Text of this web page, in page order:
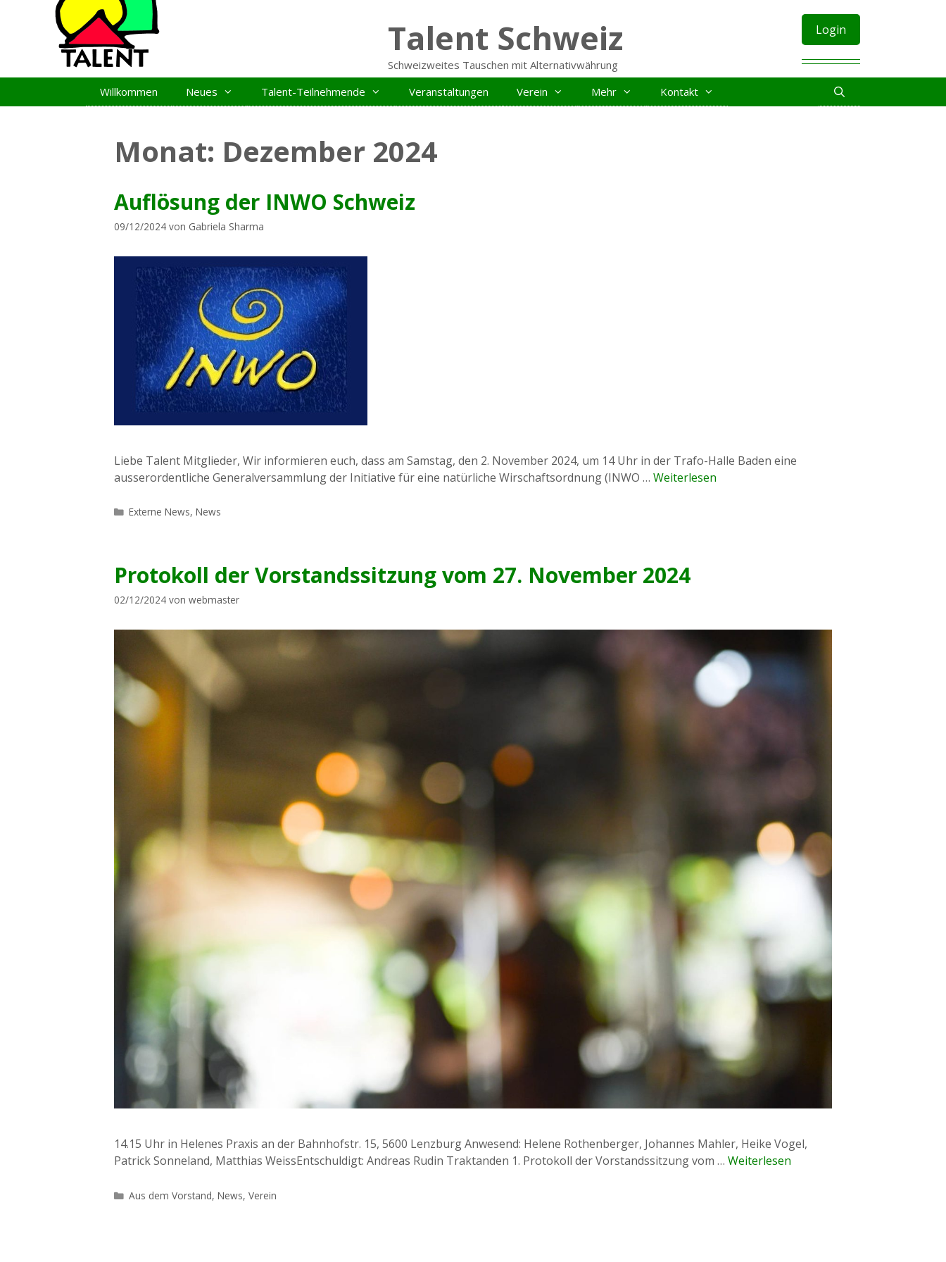
Login
Talent Schweiz
Schweizweites Tauschen mit Alternativwährung
Willkommen
Neues Talent-Teilnehmende Veranstaltungen Verein Mehr Kontakt
Monat: Dezember 2024
Auflösung der INWO Schweiz
09/12/2024 von Gabriela Sharma
Liebe Talent Mitglieder, Wir informieren euch, dass am Samstag, den 2. November 2024, um 14 Uhr in der Trafo-Halle Baden eine
ausserordentliche Generalversammlung der Initiative für eine natürliche Wirschaftsordnung (INWO … Weiterlesen
Kategorien
Externe News,News
Protokoll der Vorstandssitzung vom 27. November 2024
02/12/2024 von webmaster
14.15 Uhr in Helenes Praxis an der Bahnhofstr. 15, 5600 Lenzburg Anwesend: Helene Rothenberger, Johannes Mahler, Heike Vogel,
Patrick Sonneland, Matthias WeissEntschuldigt: Andreas Rudin Traktanden 1. Protokoll der Vorstandssitzung vom … Weiterlesen
Kategorien
Aus dem Vorstand,News,Verein